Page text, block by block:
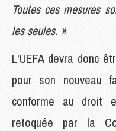
Toutes ces mesures
les seules. »
L'UEFA devra donc
pour son nouveau
conforme au droit
retoquée par la